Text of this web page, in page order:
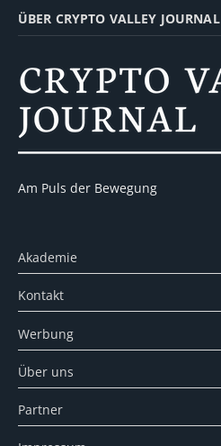
ÜBER CRYPTO VALLEY JOURNAL
Am Puls der Bewegung
Akademie
Kontakt
Werbung
Über uns
Partner